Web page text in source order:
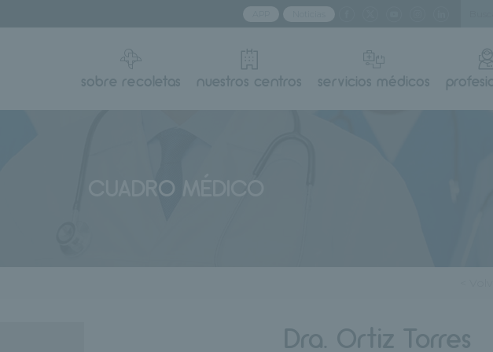
sobre recoletas nuestros centros servicios médicos
CUADRO MÉDICO
Dra. Ortiz Torres